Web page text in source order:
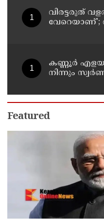
വിരട്ടരുത്
വേറെയാണ്';
കണ്ണൂർ
നിന്നും
Featured